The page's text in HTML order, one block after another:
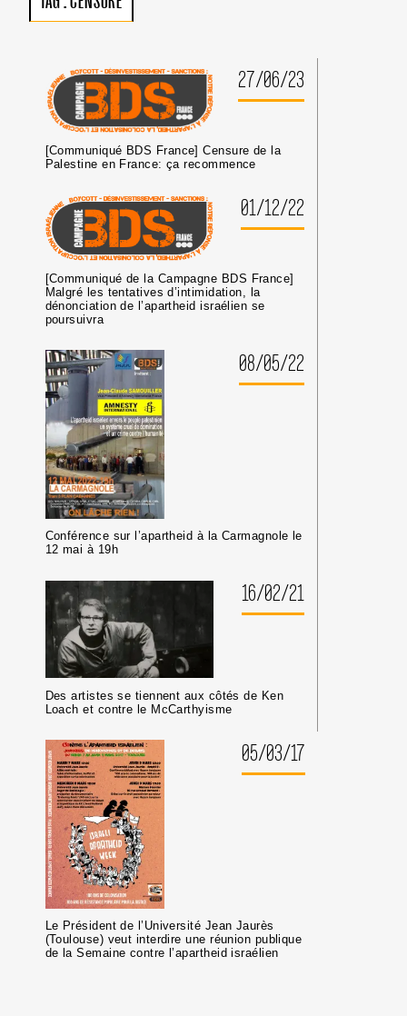
CRIMINEL·LES
DE
GUERRE
ISRAÉLIEN·NES
DANS
LES
UNIVERSITAIRES
OU
CULTURELS
27/06/23
[Communiqué BDS France] Censure de la
Palestine en France: ça recommence
01/12/22
[Communiqué de la Campagne BDS France]
Malgré les tentatives d’intimidation, la
dénonciation de l’apartheid israélien se
poursuivra
08/05/22
Conférence sur l’apartheid à la Carmagnole le
12 mai à 19h
16/02/21
Des artistes se tiennent aux côtés de Ken
Loach et contre le McCarthyisme
05/03/17
Le Président de l’Université Jean Jaurès
(Toulouse) veut interdire une réunion publique
de la Semaine contre l’apartheid israélien